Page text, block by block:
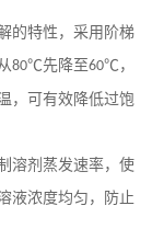
的特性，采用阶梯
80℃先降至60℃，
，可有效降低过饱
溶剂蒸发速率，使
液浓度均匀，防止